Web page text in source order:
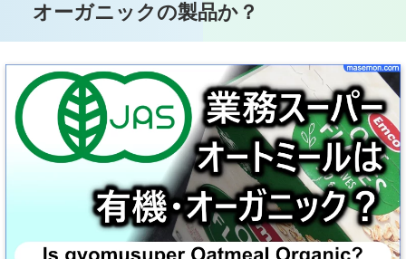
オーガニックの製品か？